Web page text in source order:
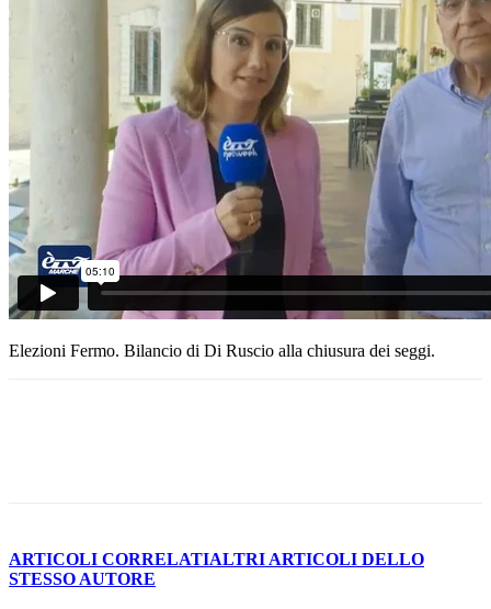
Elezioni Fermo. Bilancio di Di Ruscio alla chiusura dei seggi.
ARTICOLI CORRELATIALTRI ARTICOLI DELLO
STESSO AUTORE